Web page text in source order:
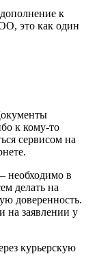
к
это как один
к кому-то
сервисом на
необходимо в
делать на
доверенность.
на заявлении у
курьерскую